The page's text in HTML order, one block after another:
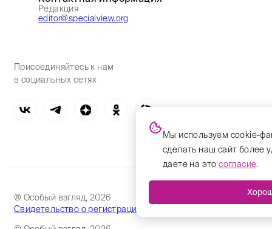
Редакция
editor@specialview.org
Присоединяйтесь к нам
в социальных сетях
® Особый взгляд, 2026
Свидетельство о регистрации № 936832 от 19.04.2023
Мы используем cookie-
сделать наш сайт более
даете на этосогласие.